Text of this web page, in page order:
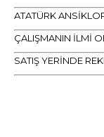
ATATÜRK
ÇALIŞMANIN İLMİ
SATIŞ YERİNDE